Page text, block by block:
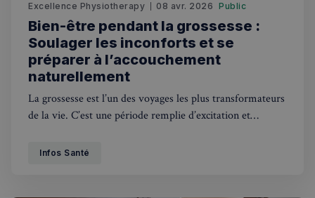
Excellence Physiotherapy 08 avr. 2026 Public
Bien-être pendant la grossesse :
Soulager les inconforts et se
préparer à l’accouchement
naturellement
La grossesse est l’un des voyages les plus transformateurs
de la vie. C’est une période remplie d’excitation et
et émotionnels significatifs. Si le miracle de donner la vie
Infos Santé